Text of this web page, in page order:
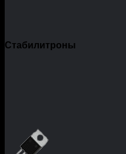
Стабилитроны